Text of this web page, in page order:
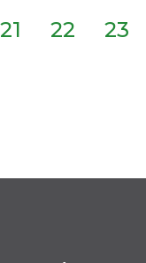
21 22 23